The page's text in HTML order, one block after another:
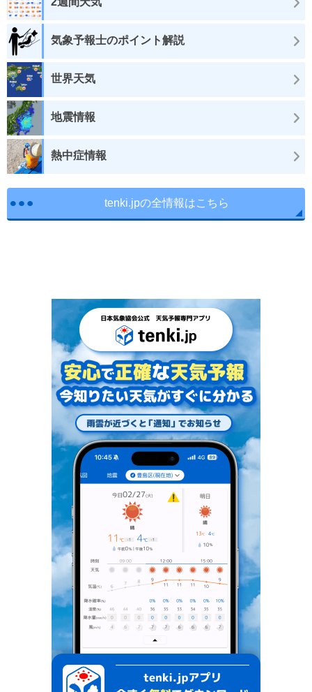
気象予報士のポイント解説
世界天気
地震情報
熱中症情報
tenki.jpの全情報はこちら